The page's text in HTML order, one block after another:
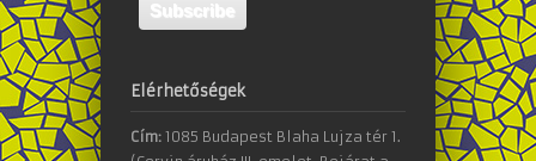
Elérhetőségek
Cím: 1085 Budapest Blaha Lujza tér 1.